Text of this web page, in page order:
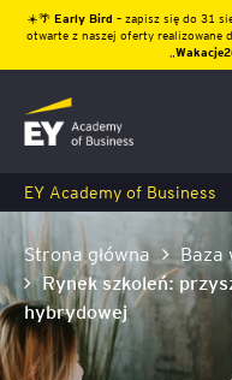
☀️🌴 Early Bird – zapisz się do 31
otwarte z naszej oferty realizowane
EY Academy of Business
Strona główna Baza
Rynek szkoleń:
hybrydowej